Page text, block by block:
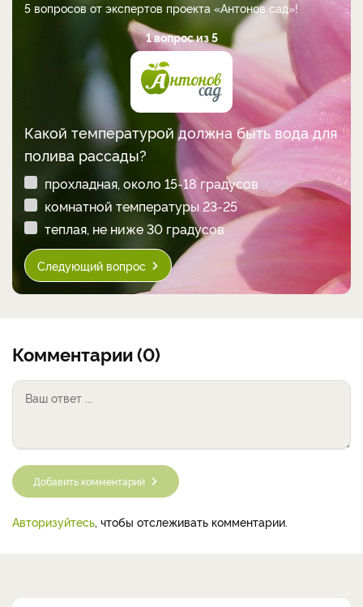
5 вопросов от экспертов проекта «Антонов сад»!
1 вопрос из 5
Какой температурой должна быть вода для
полива рассады?
прохладная, около 15-18 градусов
комнатной температуры 23-25
теплая, не ниже 30 градусов
Следующий вопрос
Комментарии (0)
Добавить комментарий
Авторизуйтесь, чтобы отслеживать комментарии.